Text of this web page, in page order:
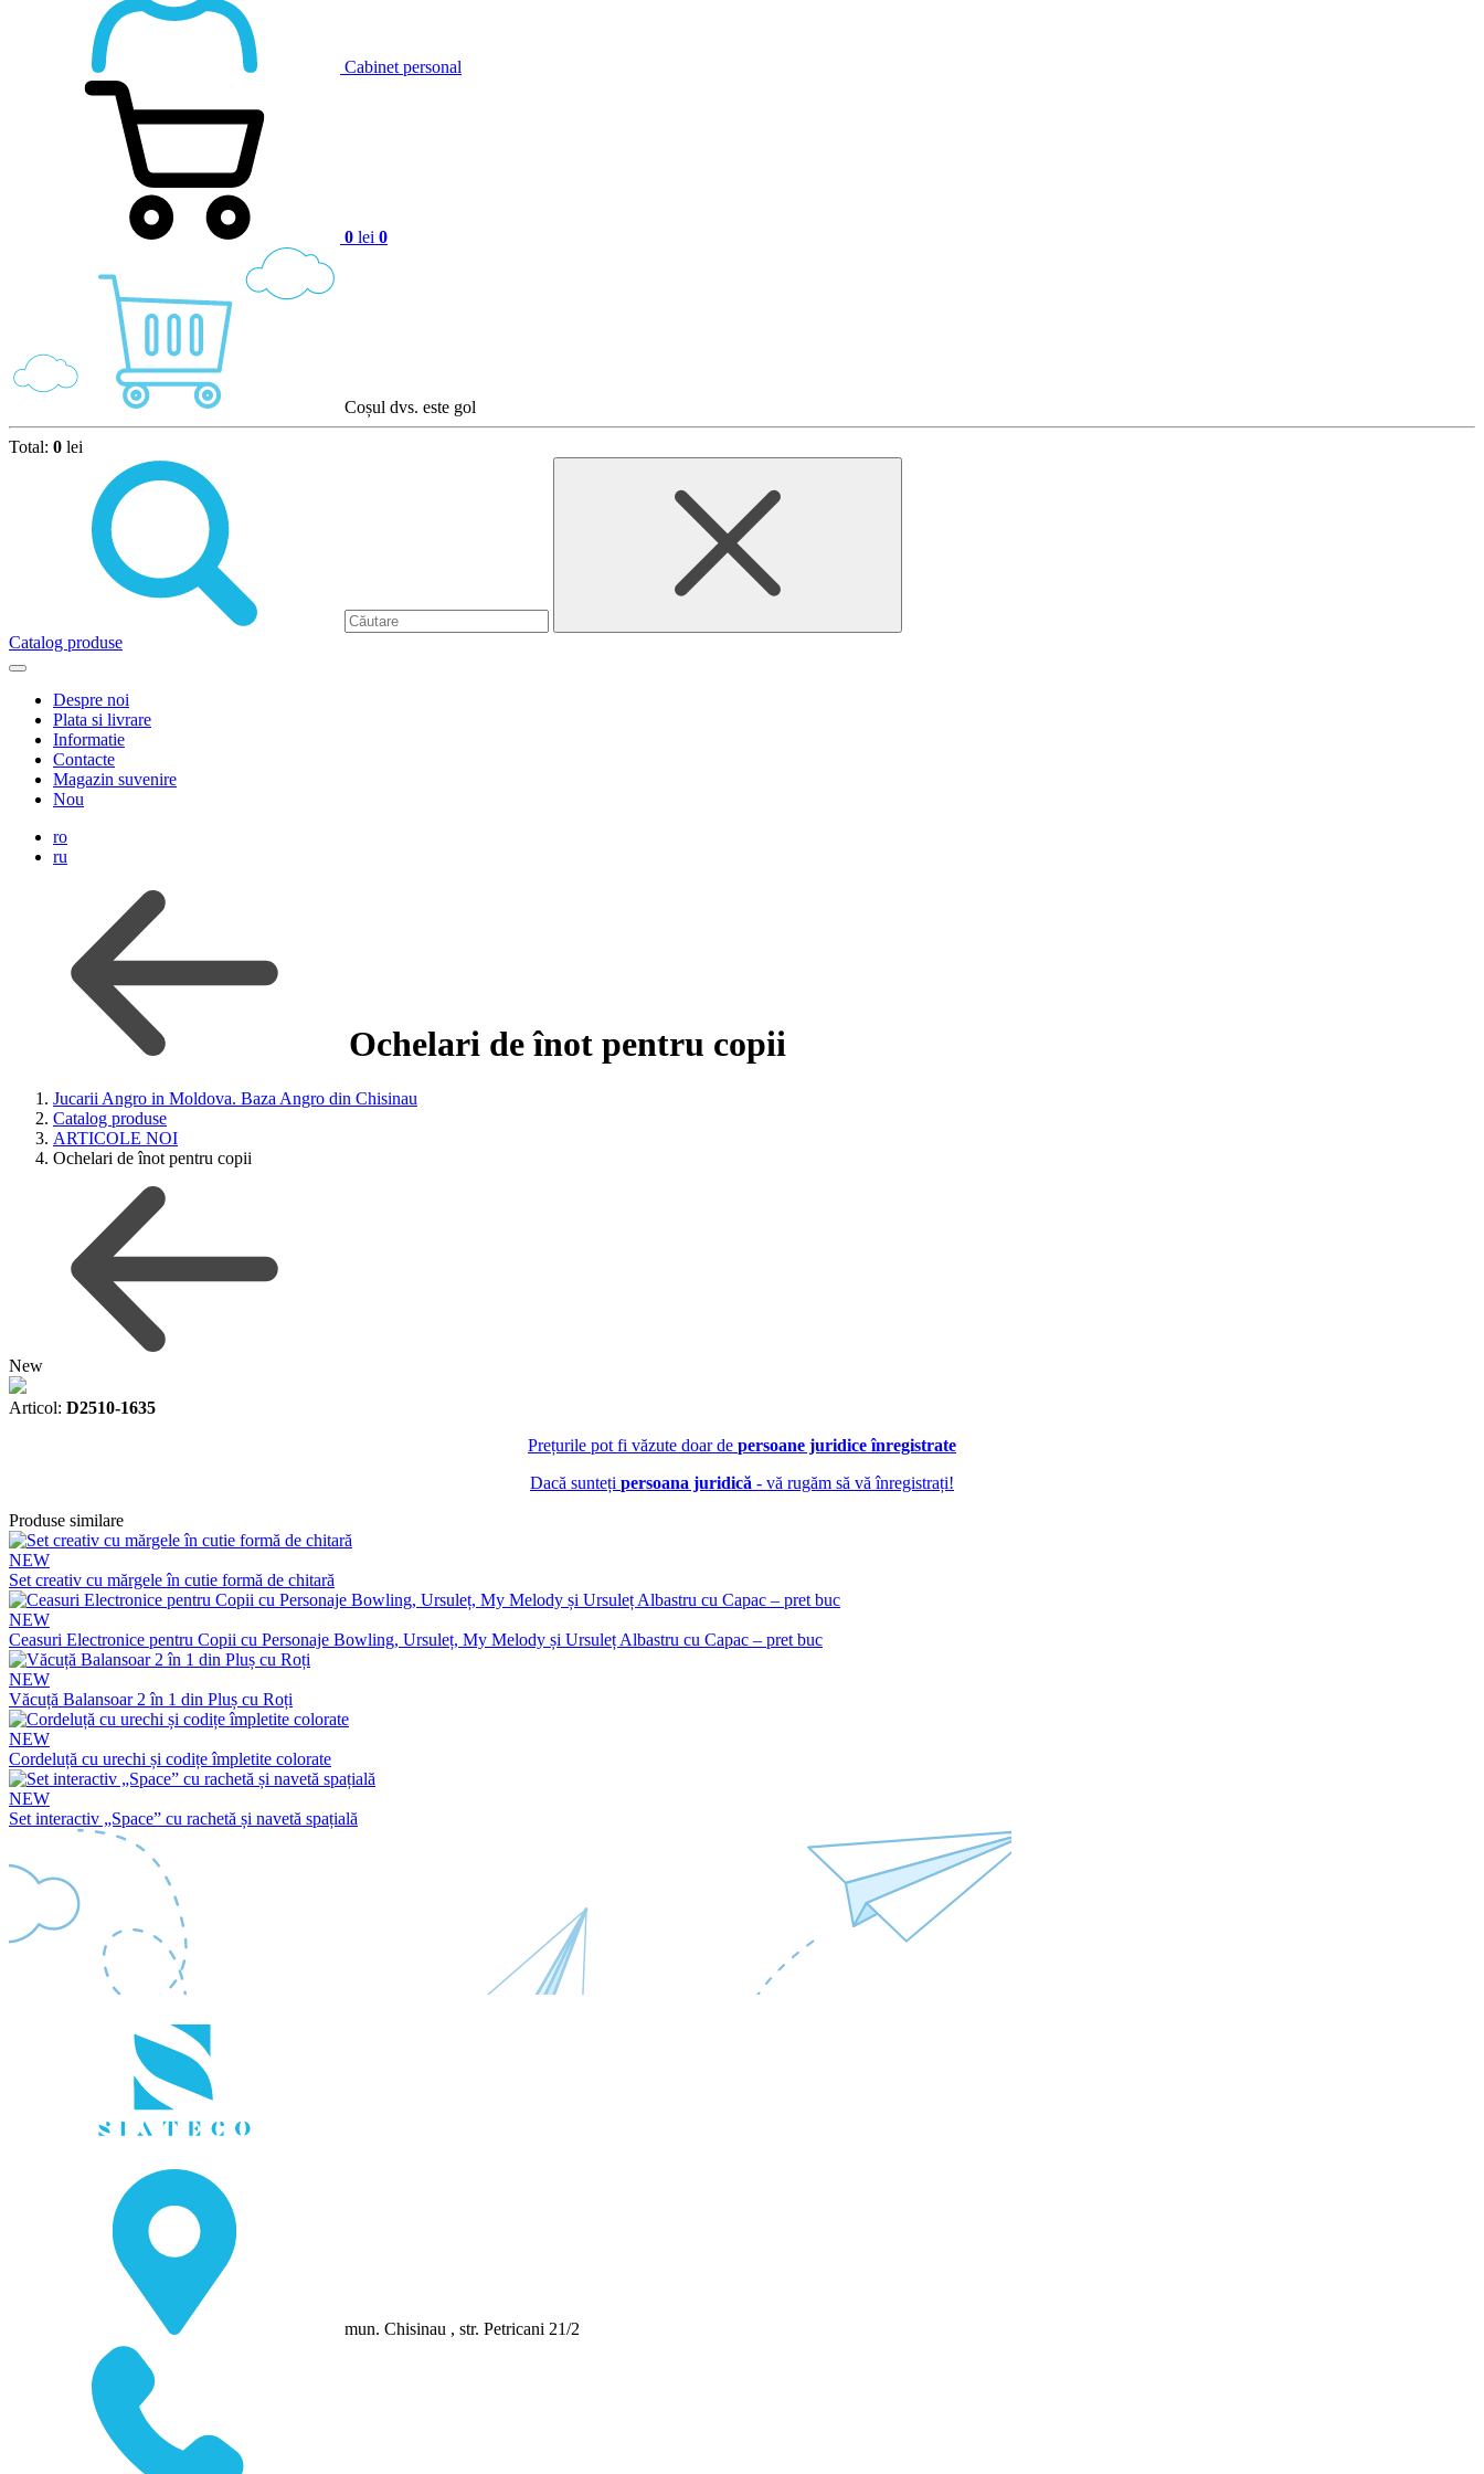
Cabinet personal
0 lei 0
Coșul dvs. este gol
Total: 0 lei
Catalog produse
Despre noi
Plata si livrare
Informatie
Contacte
Magazin suvenire
Nou
ro
ru
Ochelari de înot pentru copii
Jucarii Angro in Moldova. Baza Angro din Chisinau
Catalog produse
ARTICOLE NOI
Ochelari de înot pentru copii
New
Articol: D2510-1635
Prețurile pot fi văzute doar de persoane juridice înregistrate
Dacă sunteți persoana juridică - vă rugăm să vă înregistrați!
Produse similare
NEW
Set creativ cu mărgele în cutie formă de chitară
NEW
Ceasuri Electronice pentru Copii cu Personaje Bowling, Ursuleț, My Melody și Ursuleț Albastru cu Capac – pret buc
NEW
Văcuță Balansoar 2 în 1 din Pluș cu Roți
NEW
Cordeluță cu urechi și codițe împletite colorate
NEW
Set interactiv „Space” cu rachetă și navetă spațială
mun. Chisinau , str. Petricani 21/2